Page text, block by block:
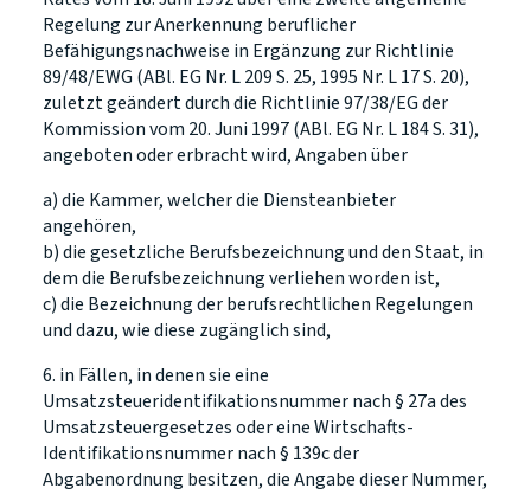
Regelung zur Anerkennung beruflicher
Befähigungsnachweise in Ergänzung zur Richtlinie
89/48/EWG (ABl. EG Nr. L 209 S. 25, 1995 Nr. L 17 S. 20),
zuletzt geändert durch die Richtlinie 97/38/EG der
Kommission vom 20. Juni 1997 (ABl. EG Nr. L 184 S. 31),
angeboten oder erbracht wird, Angaben über
a) die Kammer, welcher die Diensteanbieter
angehören,
b) die gesetzliche Berufsbezeichnung und den Staat, in
dem die Berufsbezeichnung verliehen worden ist,
c) die Bezeichnung der berufsrechtlichen Regelungen
und dazu, wie diese zugänglich sind,
6. in Fällen, in denen sie eine
Umsatzsteueridentifikationsnummer nach § 27a des
Umsatzsteuergesetzes oder eine Wirtschafts-
Identifikationsnummer nach § 139c der
Abgabenordnung besitzen, die Angabe dieser Nummer,